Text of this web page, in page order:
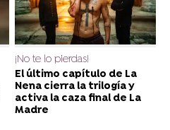
¡No te lo pierdas!
El último capítulo de La
Nena cierra la trilogía y
activa la caza final de La
Madre